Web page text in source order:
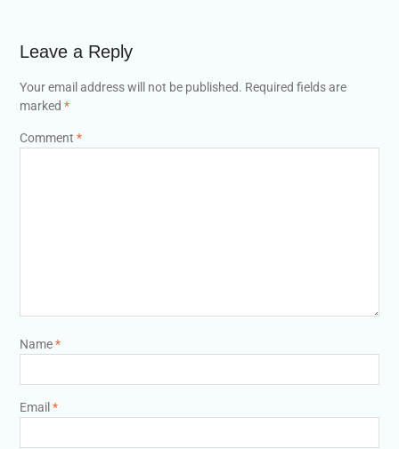
Leave a Reply
Your email address will not be published. Required fields are
marked *
Comment *
Name*
Email *